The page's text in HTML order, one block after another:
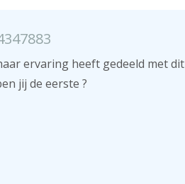
ervaring heeft gedeeld met dit
jij de eerste ?